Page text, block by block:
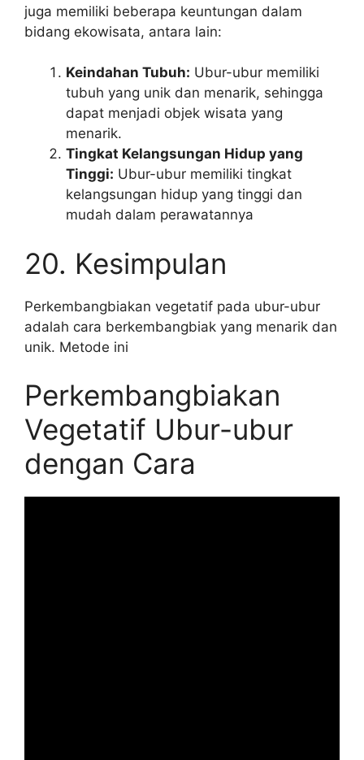
juga memiliki beberapa keuntungan dalam
bidang ekowisata, antara lain:
Keindahan Tubuh: Ubur-ubur memiliki
tubuh yang unik dan menarik, sehingga
dapat menjadi objek wisata yang
menarik.
Tingkat Kelangsungan Hidup yang
Tinggi: Ubur-ubur memiliki tingkat
kelangsungan hidup yang tinggi dan
mudah dalam perawatannya
20. Kesimpulan
Perkembangbiakan vegetatif pada ubur-ubur
adalah cara berkembangbiak yang menarik dan
unik. Metode ini
Perkembangbiakan
Vegetatif Ubur-ubur
dengan Cara